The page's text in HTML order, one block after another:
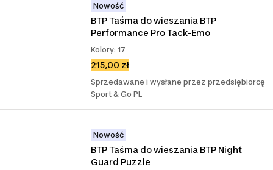
Nowość
BTP Taśma do wieszania BTP
Performance Pro Tack-Emo
Kolory: 17
215,00 zł
Sprzedawane i wysłane przez przedsiębiorcę
Sport & Go PL
Nowość
BTP Taśma do wieszania BTP Night
Guard Puzzle